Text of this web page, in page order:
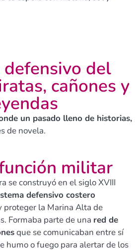
defensivo del
cañones y
un pasado lleno de historias,
de novela.
militar
se construyó en el siglo XVIII
defensivo costero
proteger la Marina Alta de
Formaba parte de una red de
que se comunicaban entre sí
humo o fuego para alertar de los